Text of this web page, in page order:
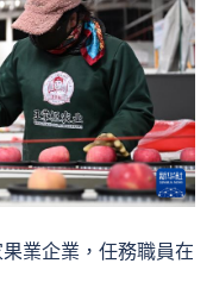
業企業，任務職員在